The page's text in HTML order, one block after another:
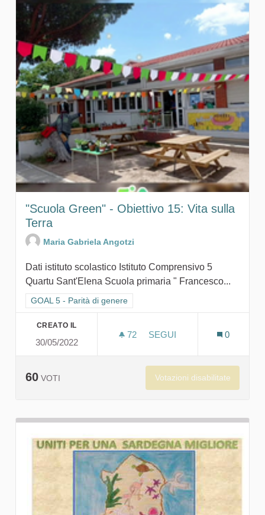
"Scuola Green" - Obiettivo 15: Vita sulla
Terra
Maria Gabriela Angotzi
Dati istituto scolastico Istituto Comprensivo 5
Quartu Sant'Elena Scuola primaria " Francesco...
Filtra i risultati per categoria: GOAL 5 - Parità di genere
GOAL 5 - Parità di genere
CREATO IL
30/05/2022
72 72 SOSTENITORI
SEGUI
0
60 VOTI Votazioni disabilitate